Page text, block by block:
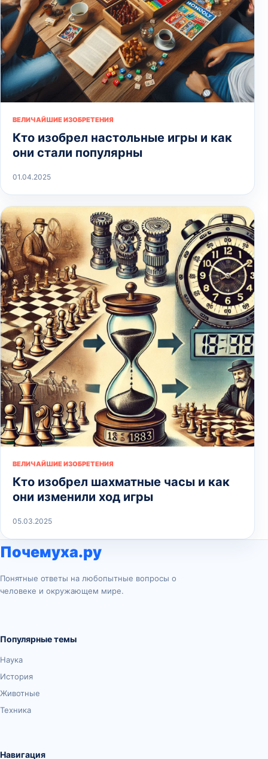
ВЕЛИЧАЙШИЕ ИЗОБРЕТЕНИЯ
Кто изобрел настольные игры и как
они стали популярны
01.04.2025
ВЕЛИЧАЙШИЕ ИЗОБРЕТЕНИЯ
Кто изобрел шахматные часы и как
они изменили ход игры
05.03.2025
Почемуха.ру
Понятные ответы на любопытные вопросы о
человеке и окружающем мире.
Популярные темы
Наука
История
Животные
Техника
Навигация